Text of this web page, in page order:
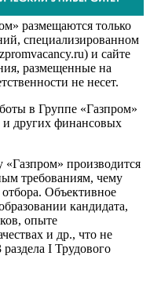
размещаются только
специализированном
и сайте
размещенные на
не несет.
в Группе «Газпром»
и других финансовых
«Газпром» производится
требованиям, чему
отбора. Объективное
кандидата,
опыте
и др., что не
I Трудового